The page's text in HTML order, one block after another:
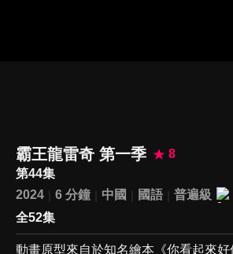
霸王龍雷奇 第一季
8
第44集
2024
6 分鐘 中國 國語
普遍級
全52集
動畫原型來自於知名繪本《你看起來